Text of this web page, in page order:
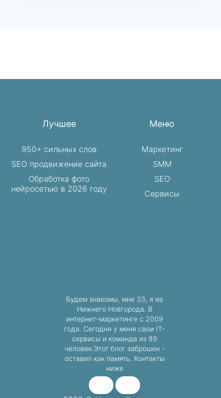
Лучшее
950+ сильных слов
SEO продвижение сайта
Обработка фото
нейросетью в 2026 году
Меню
Маркетинг
SMM
SEO
Сервисы
Будем знакомы, мне 33, я из
Нижнего Новгорода. В
интернет-маркетинге с 2009
года. Сегодня у меня свои IT-
сервисы и команда из 89
человек.Этот блог заброшен -
оставил как память. Контакты
ниже